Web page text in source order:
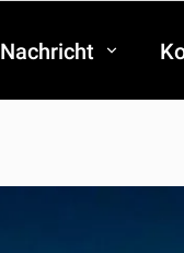
Nachricht